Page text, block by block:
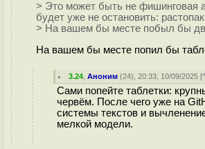
> Это может быть не фишинговая
будет уже не остановить:
> На вашем бы месте побыл бы
На вашем бы месте попил бы
3.24 ,Аноним (24), 20:33, 10/09/2025 [
Сами попейте таблетки:
червём. После чего уже на
системы текстов и
мелкой модели.